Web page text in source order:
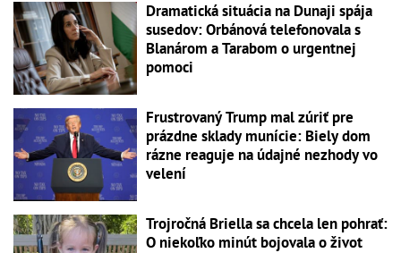
Dramatická situácia na Dunaji spája
susedov: Orbánová telefonovala s
Blanárom a Tarabom o urgentnej
pomoci
Frustrovaný Trump mal zúriť pre
prázdne sklady munície: Biely dom
rázne reaguje na údajné nezhody vo
velení
Trojročná Briella sa chcela len pohrať:
O niekoľko minút bojovala o život